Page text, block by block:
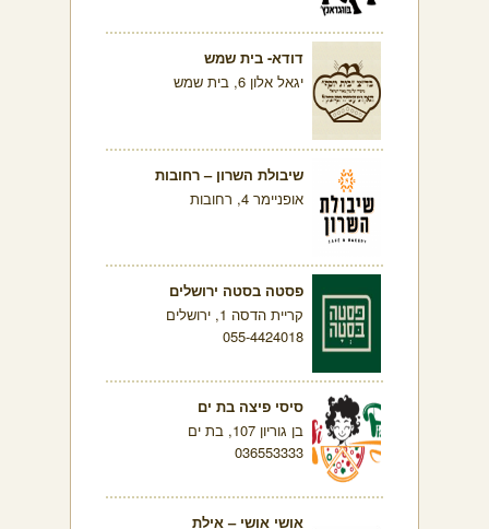
דודא- בית שמש
יגאל אלון 6, בית שמש
שיבולת השרון – רחובות
אופניימר 4, רחובות
פסטה בסטה ירושלים
קריית הדסה 1, ירושלים
055-4424018
סיסי פיצה בת ים
בן גוריון 107, בת ים
036553333
אושי אושי – אילת